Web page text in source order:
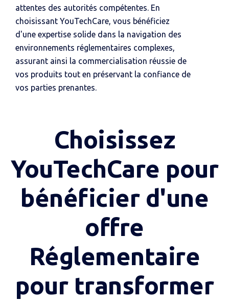
attentes des autorités compétentes. En
choisissant YouTechCare, vous bénéficiez
d'une expertise solide dans la navigation des
environnements réglementaires complexes,
assurant ainsi la commercialisation réussie de
vos produits tout en préservant la confiance de
vos parties prenantes.
Choisissez
YouTechCare pour
bénéficier d'une
offre
Réglementaire
pour transformer